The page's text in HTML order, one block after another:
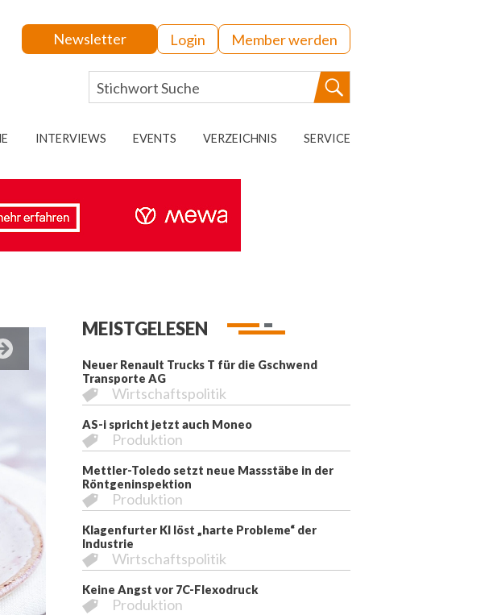
Newsletter Login Member werden
INTERVIEWS EVENTS VERZEICHNIS SERVICE
MEISTGELESEN
Neuer Renault Trucks T für die Gschwend
Transporte AG
Wirtschaftspolitik
AS-i spricht jetzt auch Moneo
Produktion
Mettler-Toledo setzt neue Massstäbe in der
Röntgeninspektion
Produktion
Klagenfurter KI löst „harte Probleme“ der
Industrie
Wirtschaftspolitik
Keine Angst vor 7C-Flexodruck
Produktion